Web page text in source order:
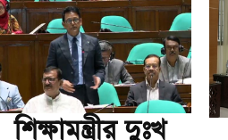
শিক্ষামন্ত্রীর দুঃখ